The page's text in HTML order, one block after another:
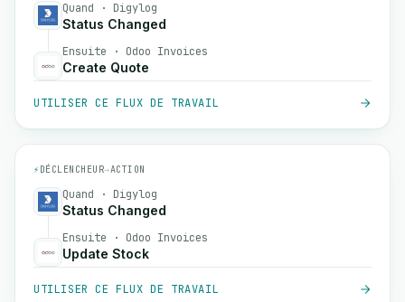
Quand · Digylog
Status Changed
Ensuite · Odoo Invoices
Create Quote
UTILISER CE FLUX DE TRAVAIL
⚡ DÉCLENCHEUR→ACTION
Quand · Digylog
Status Changed
Ensuite · Odoo Invoices
Update Stock
UTILISER CE FLUX DE TRAVAIL